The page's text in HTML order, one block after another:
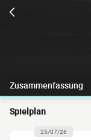
Zusammenfassung
Spielplan
25/07/26